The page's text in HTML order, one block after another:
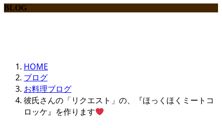
BLOG
HOME
ブログ
お料理ブログ
彼氏さんの「リクエスト」の、『ほっくほくミートコ
ロッケ』を作ります